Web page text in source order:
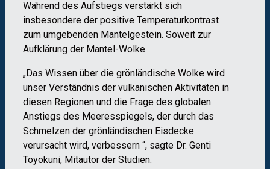
Während des Aufstiegs verstärkt sich
insbesondere der positive Temperaturkontrast
zum umgebenden Mantelgestein. Soweit zur
Aufklärung der Mantel-Wolke.
„Das Wissen über die grönländische Wolke wird
unser Verständnis der vulkanischen Aktivitäten in
diesen Regionen und die Frage des globalen
Anstiegs des Meeresspiegels, der durch das
Schmelzen der grönländischen Eisdecke
verursacht wird, verbessern “, sagte Dr. Genti
Toyokuni, Mitautor der Studien.